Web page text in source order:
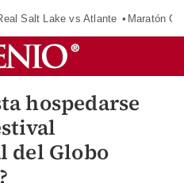
Salt Lake vs Atlante Maratón
hospedarse
del Globo